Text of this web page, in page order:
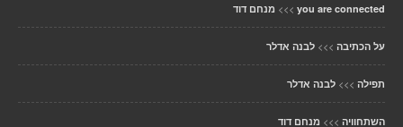
you are connected
>>> מנחם דוד
על הכתיבה >>> לבנה אדלר
תפילה >>> לבנה אדלר
השתחוויה >>> מנחם דוד